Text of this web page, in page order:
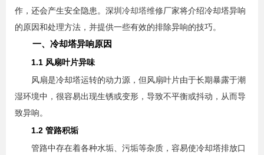
作，还会产生安全隐患。深圳 冷却塔维修厂家将介绍冷却塔异响
的原因和处理方法，并提供一些有效的排除异响的技巧。
一、冷却塔异响原因
1.1 风扇叶片异味
风扇是冷却塔运转的动力源，但风扇叶片由于长期暴露于潮
湿环境中，很容易出现生锈或变形，导致不平衡或抖动，从而导
致异响。
1.2 管路积垢
管路中存在着各种水垢、污垢等杂质，容易使冷却塔排放口